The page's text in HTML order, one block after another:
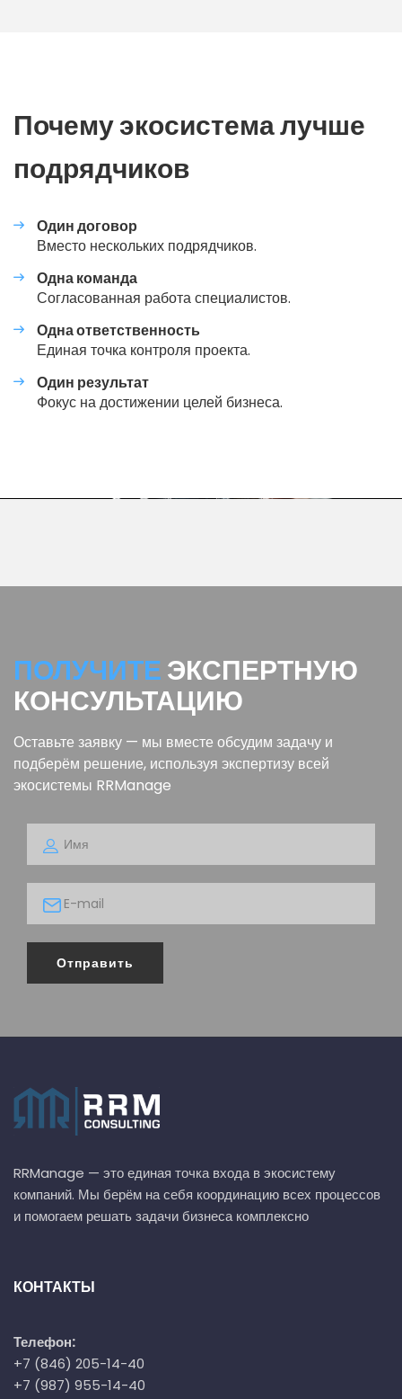
Почему экосистема лучше
подрядчиков
Один договор
Вместо нескольких подрядчиков.
Одна команда
Согласованная работа специалистов.
Одна ответственность
Единая точка контроля проекта.
Один результат
Фокус на достижении целей бизнеса.
ПОЛУЧИТЕЭКСПЕРТНУЮ
КОНСУЛЬТАЦИЮ
Оставьте заявку — мы вместе обсудим задачу и
подберём решение, используя экспертизу всей
экосистемы RRManage
Отправить
RRManage — это единая точка входа в экосистему
компаний. Мы берём на себя координацию всех процессов
и помогаем решать задачи бизнеса комплексно
КОНТАКТЫ
Телефон:
+7 (846) 205-14-40
+7 (987) 955-14-40